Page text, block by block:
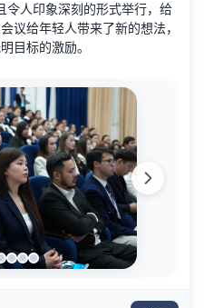
令人印象深刻的形式举行，给
议给年轻人带来了新的想法，
目标的激励。